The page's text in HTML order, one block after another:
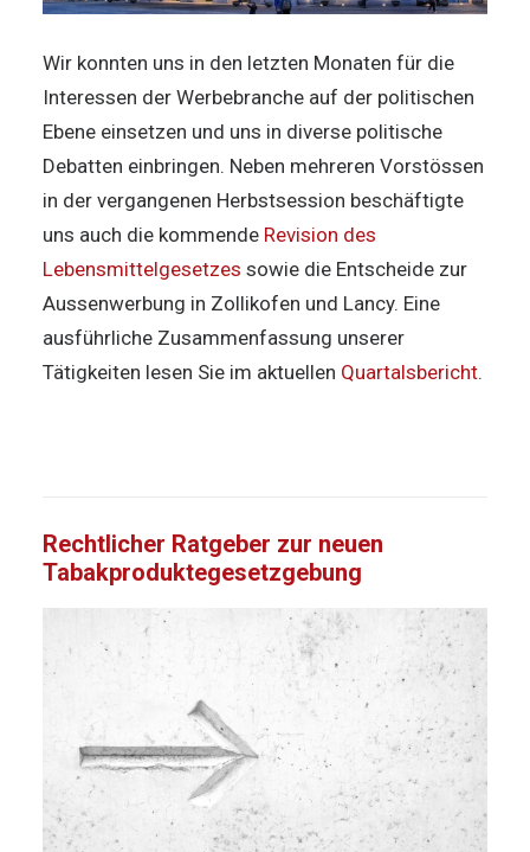
Wir konnten uns in den letzten Monaten für die
Interessen der Werbebranche auf der politischen
Ebene einsetzen und uns in diverse politische
Debatten einbringen. Neben mehreren Vorstössen
in der vergangenen Herbstsession beschäftigte
uns auch die kommende Revision des
Lebensmittelgesetzes sowie die Entscheide zur
Aussenwerbung in Zollikofen und Lancy. Eine
ausführliche Zusammenfassung unserer
Tätigkeiten lesen Sie im aktuellen Quartalsbericht.
Rechtlicher Ratgeber zur neuen
Tabakproduktegesetzgebung